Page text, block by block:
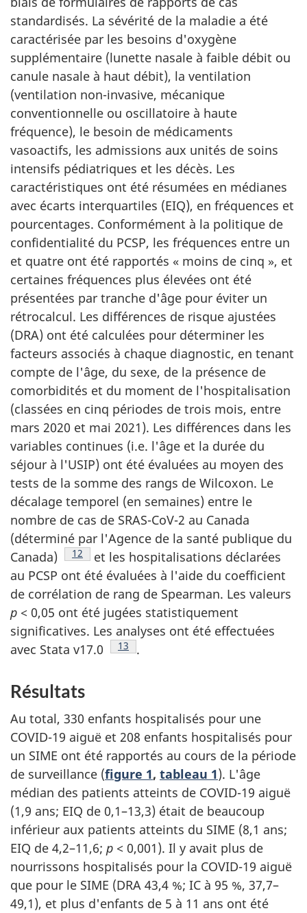
standardisés. La sévérité de la maladie a été
caractérisée par les besoins d'oxygène
supplémentaire (lunette nasale à faible débit ou
canule nasale à haut débit), la ventilation
(ventilation non-invasive, mécanique
conventionnelle ou oscillatoire à haute
fréquence), le besoin de médicaments
vasoactifs, les admissions aux unités de soins
intensifs pédiatriques et les décès. Les
caractéristiques ont été résumées en médianes
avec écarts interquartiles (EIQ), en fréquences et
pourcentages. Conformément à la politique de
confidentialité du PCSP, les fréquences entre un
et quatre ont été rapportés « moins de cinq », et
certaines fréquences plus élevées ont été
présentées par tranche d'âge pour éviter un
rétrocalcul. Les différences de risque ajustées
(DRA) ont été calculées pour déterminer les
facteurs associés à chaque diagnostic, en tenant
compte de l'âge, du sexe, de la présence de
comorbidités et du moment de l'hospitalisation
(classées en cinq périodes de trois mois, entre
mars 2020 et mai 2021). Les différences dans les
variables continues (i.e. l'âge et la durée du
séjour à l'USIP) ont été évaluées au moyen des
tests de la somme des rangs de Wilcoxon. Le
décalage temporel (en semaines) entre le
nombre de cas de SRAS-CoV-2 au Canada
(déterminé par l'Agence de la santé publique du
Canada)
Note de bas de page
12
et les hospitalisations déclarées
au PCSP ont été évaluées à l'aide du coefficient
de corrélation de rang de Spearman. Les valeurs
p < 0,05 ont été jugées statistiquement
significatives. Les analyses ont été effectuées
avec Stata v17.0
Note de bas de page
13 .
Résultats
Au total, 330 enfants hospitalisés pour une
COVID-19 aiguë et 208 enfants hospitalisés pour
un SIME ont été rapportés au cours de la période
de surveillance (figure 1, tableau 1). L'âge
médian des patients atteints de COVID-19 aiguë
(1,9 ans; EIQ de 0,1–13,3) était de beaucoup
inférieur aux patients atteints du SIME (8,1 ans;
EIQ de 4,2–11,6; p < 0,001). Il y avait plus de
nourrissons hospitalisés pour la COVID-19 aiguë
que pour le SIME (DRA 43,4 %; IC à 95 %, 37,7–
49,1), et plus d'enfants de 5 à 11 ans ont été